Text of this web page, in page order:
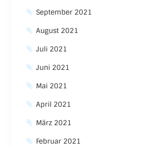
September 2021
August 2021
Juli 2021
Juni 2021
Mai 2021
April 2021
März 2021
Februar 2021